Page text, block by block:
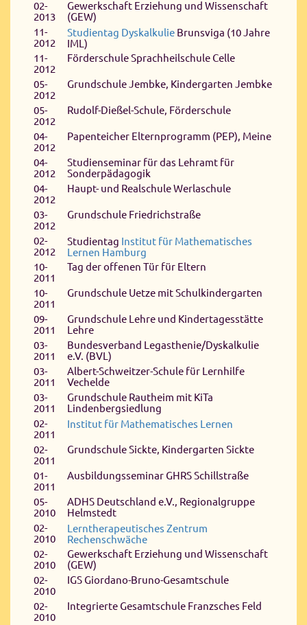
02-
2013
Gewerkschaft Erziehung und Wissenschaft
(GEW)
11-
2012
Studientag Dyskalkulie Brunsviga (10 Jahre
IML)
11-
2012
Förderschule Sprachheilschule Celle
05-
2012
Grundschule Jembke, Kindergarten Jembke
05-
2012
Rudolf-Dießel-Schule, Förderschule
04-
2012
Papenteicher Elternprogramm (PEP), Meine
04-
2012
Studienseminar für das Lehramt für
Sonderpädagogik
04-
2012
Haupt- und Realschule Werlaschule
03-
2012
Grundschule Friedrichstraße
02-
2012
Studientag Institut für Mathematisches
Lernen Hamburg
10-
2011
Tag der offenen Tür für Eltern
10-
2011
Grundschule Uetze mit Schulkindergarten
09-
2011
Grundschule Lehre und Kindertagesstätte
Lehre
03-
2011
Bundesverband Legasthenie/Dyskalkulie
e.V. (BVL)
03-
2011
Albert-Schweitzer-Schule für Lernhilfe
Vechelde
03-
2011
Grundschule Rautheim mit KiTa
Lindenbergsiedlung
02-
2011
Institut für Mathematisches Lernen
02-
2011
Grundschule Sickte, Kindergarten Sickte
01-
2011
Ausbildungsseminar GHRS Schillstraße
05-
2010
ADHS Deutschland e.V., Regionalgruppe
Helmstedt
02-
2010
Lerntherapeutisches Zentrum
Rechenschwäche
02-
2010
Gewerkschaft Erziehung und Wissenschaft
(GEW)
02-
2010
IGS Giordano-Bruno-Gesamtschule
02-
2010
Integrierte Gesamtschule Franzsches Feld